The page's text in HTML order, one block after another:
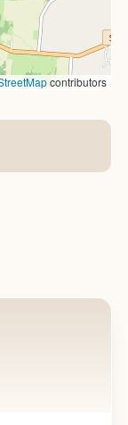
contributors